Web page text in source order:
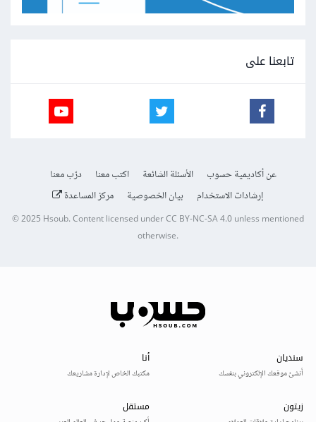
تابعنا على
عن أكاديمية حسوب الأسئلة الشائعة اكتب معنا
درّب معنا
إرشادات الاستخدام
بيان الخصوصية مركز المساعدة
© 2025Hsoub.Content licensed underCC BY-NC-SA 4.0unless mentioned
otherwise.